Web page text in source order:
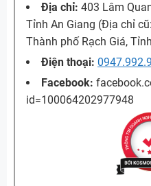
Địa chỉ: 403 Lâm
Tỉnh An Giang (Địa chỉ
Thành phố Rạch Giá,
Điện thoại:
Facebook:
id=100064202977948